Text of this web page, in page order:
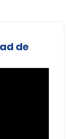
de